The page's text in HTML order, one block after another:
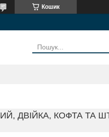
Кошик
ДВІЙКА, КОФТА ТА